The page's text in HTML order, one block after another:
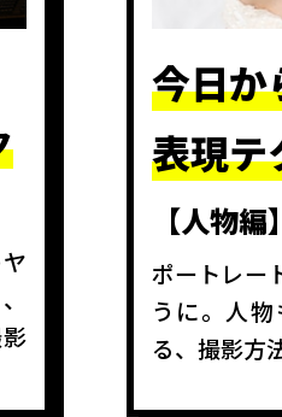
今日か
表現テ
【人物編】
ポートレー
うに。人
る、撮影方